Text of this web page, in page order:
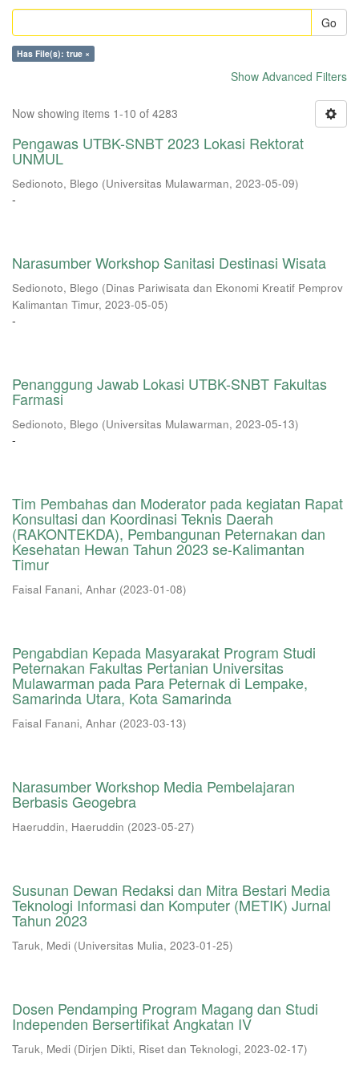
Go
Has File(s): true ×
Show Advanced Filters
Now showing items 1-10 of 4283
Pengawas UTBK-SNBT 2023 Lokasi Rektorat
UNMUL
Sedionoto, Blego (Universitas Mulawarman, 2023-05-09)
-
Narasumber Workshop Sanitasi Destinasi Wisata
Sedionoto, Blego (Dinas Pariwisata dan Ekonomi Kreatif Pemprov
Kalimantan Timur, 2023-05-05)
-
Penanggung Jawab Lokasi UTBK-SNBT Fakultas
Farmasi
Sedionoto, Blego (Universitas Mulawarman, 2023-05-13)
-
Tim Pembahas dan Moderator pada kegiatan Rapat
Konsultasi dan Koordinasi Teknis Daerah
(RAKONTEKDA), Pembangunan Peternakan dan
Kesehatan Hewan Tahun 2023 se-Kalimantan
Timur
Faisal Fanani, Anhar (2023-01-08)
Pengabdian Kepada Masyarakat Program Studi
Peternakan Fakultas Pertanian Universitas
Mulawarman pada Para Peternak di Lempake,
Samarinda Utara, Kota Samarinda
Faisal Fanani, Anhar (2023-03-13)
Narasumber Workshop Media Pembelajaran
Berbasis Geogebra
Haeruddin, Haeruddin (2023-05-27)
Susunan Dewan Redaksi dan Mitra Bestari Media
Teknologi Informasi dan Komputer (METIK) Jurnal
Tahun 2023
Taruk, Medi (Universitas Mulia, 2023-01-25)
Dosen Pendamping Program Magang dan Studi
Independen Bersertifikat Angkatan IV
Taruk, Medi (Dirjen Dikti, Riset dan Teknologi, 2023-02-17)